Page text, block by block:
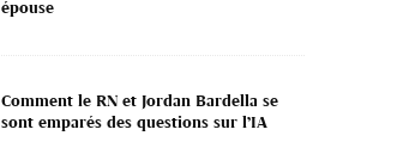
épouse
Comment le RN et Jordan Bardella se
sont emparés des questions sur l’IA